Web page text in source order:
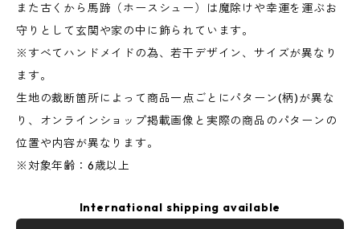
また古くから馬蹄（ホースシュー）は魔除けや幸運を運ぶお
守りとして玄関や家の中に飾られています。
※すべてハンドメイドの為、若干デザイン、サイズが異なり
ます。
生地の裁断箇所によって商品一点ごとにパターン(柄)が異な
り、オンラインショップ掲載画像と実際の商品のパターンの
位置や内容が異なります。
※対象年齢：6歳以上
International shipping available